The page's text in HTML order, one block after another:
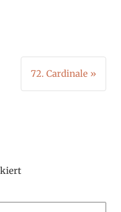
72. Cardinale »